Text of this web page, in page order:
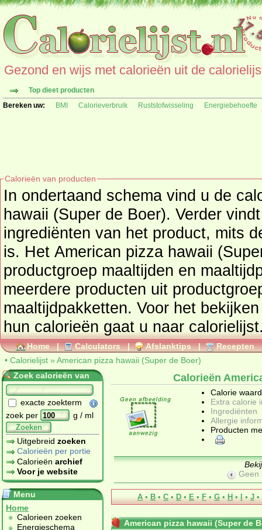
Gezond en wijs met calorieën uit de
Top dieet producten
Bereken uw:
BMI Calorieverbruik Ruststofwisseling Energiebehoefte
Calorieën van producten
In ondertaand schema vind u de
hawaii (Super de Boer). Verder
ingrediënten van het product, mits deze informatie beschikbaar
is. Het American pizza hawaii
productgroep maaltijden en
meerdere producten uit
maaltijdpakketten. Voor het
hun calorieën gaat u naar
Home | Calculators | Afslanktips | Recepten
• Calorielijst » American pizza hawaii (Super de Boer)
Zoek calorieën van
exacte zoekterm
zoek per
g / ml
Zoeken
Uitgebreid zoeken
Calorieën per portie
Calorieën archief
Voor je website
Menu
Home
Calorieen zoeken
Energieschema
Calorieën
Calorie
Extra calorie
Ingrediënten
Allergie
Producten
Geen
A • B • C • D • E • F • G • H • I • J •
American pizza hawaii (Super de